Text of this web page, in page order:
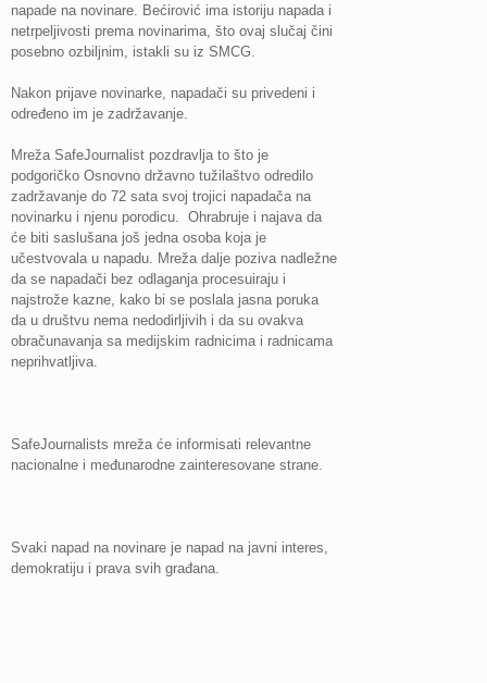
napade na novinare. Bećirović ima istoriju napada i
netrpeljivosti prema novinarima, što ovaj slučaj čini
posebno ozbiljnim, istakli su iz SMCG.
Nakon prijave novinarke, napadači su privedeni i
određeno im je zadržavanje.
Mreža SafeJournalist pozdravlja to što je
podgoričko Osnovno državno tužilaštvo odredilo
zadržavanje do 72 sata svoj trojici napadača na
novinarku i njenu porodicu. Ohrabruje i najava da
će biti saslušana još jedna osoba koja je
učestvovala u napadu. Mreža dalje poziva nadležne
da se napadači bez odlaganja procesuiraju i
najstrože kazne, kako bi se poslala jasna poruka
da u društvu nema nedodirljivih i da su ovakva
obračunavanja sa medijskim radnicima i radnicama
neprihvatljiva.
SafeJournalists mreža će informisati relevantne
nacionalne i međunarodne zainteresovane strane.
Svaki napad na novinare je napad na javni interes,
demokratiju i prava svih građana.